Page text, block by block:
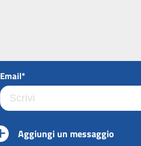
Email*
Aggiungi un messaggio